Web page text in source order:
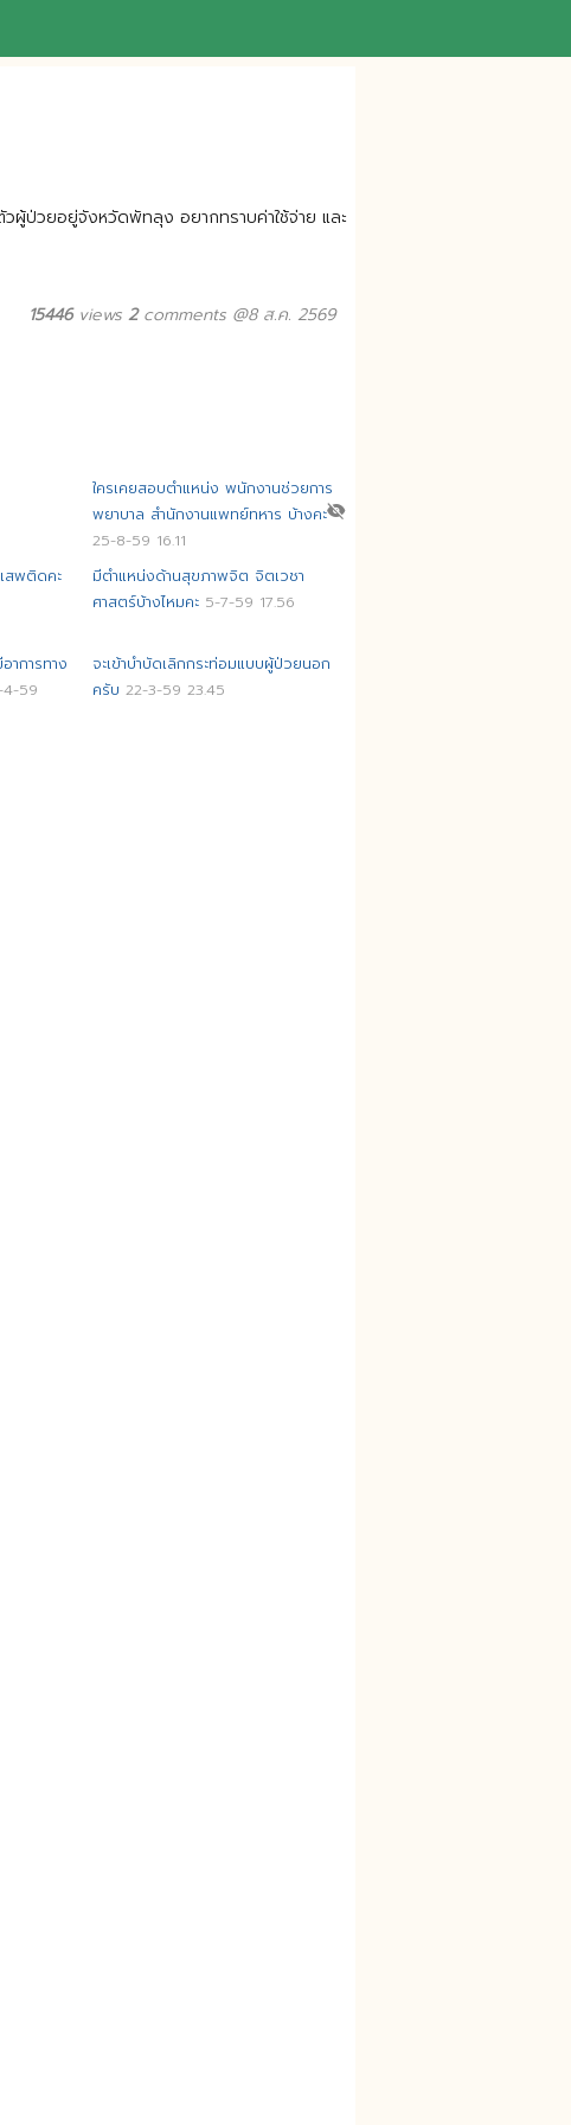
visibility_off
ผู้ป่วยอยู่จังหวัดพัทลุง อยากทราบค่าใช้จ่าย และ
15446views 2comments @8 ส.ค. 2569
ใครเคยสอบตำแหน่ง พนักงานช่วยการ
พยาบาล สำนักงานแพทย์ทหาร บ้างคะ
25-8-59 16.11
สพติดคะ
มีตำแหน่งด้านสุขภาพจิต จิตเวชา
ศาสตร์บ้างไหมคะ 5-7-59 17.56
าการทาง
4-59
จะเข้าบำบัดเลิกกระท่อมแบบผู้ป่วยนอก
ครับ 22-3-59 23.45